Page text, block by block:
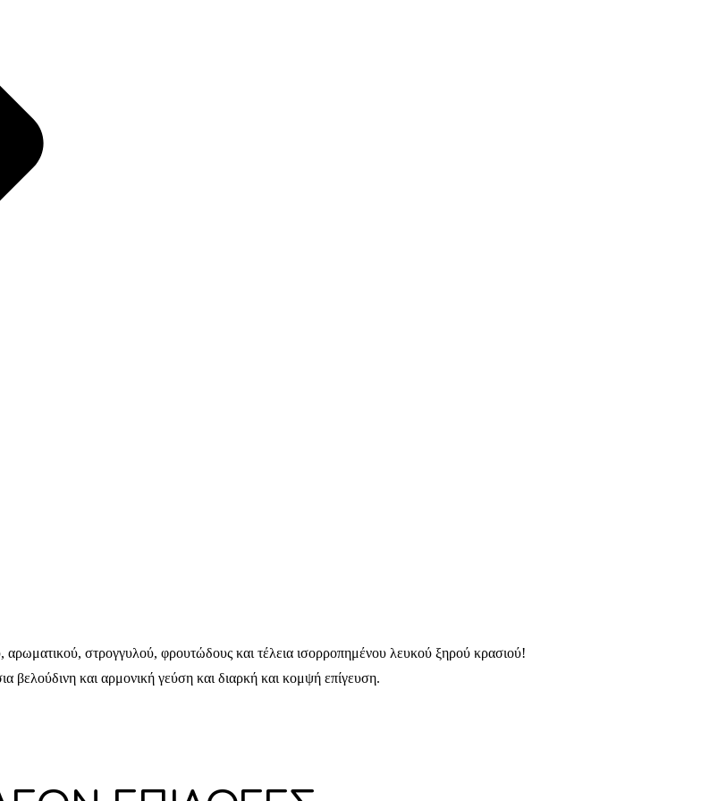
στρογγυλού, φρουτώδους και τέλεια ισορροπημένου λευκού ξηρού κρασιού!
και αρμονική γεύση και διαρκή και κομψή επίγευση.